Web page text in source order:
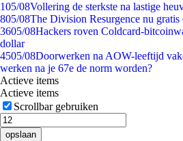
105/08Vollering de sterkste na lastige
805/08The Division Resurgence nu gratis
3605/08Hackers roven Coldcard-
dollar
4505/08Doorwerken na AOW-leeftijd
werken na je 67e de norm worden?
Actieve items
Actieve items
Scrollbar gebruiken
opslaan